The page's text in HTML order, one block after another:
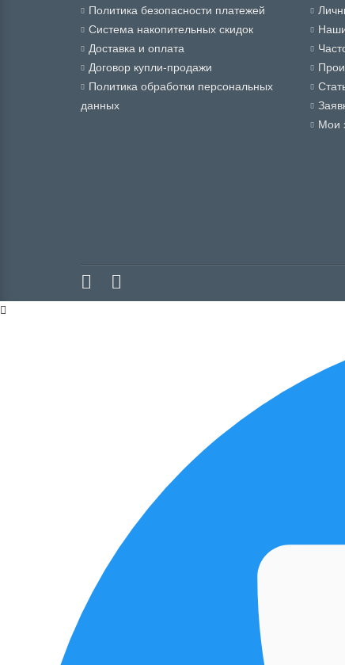
Политика безопасности платежей
Система накопительных скидок
Доставка и оплата
Договор купли-продажи
Политика обработки персональных
данных
Мои